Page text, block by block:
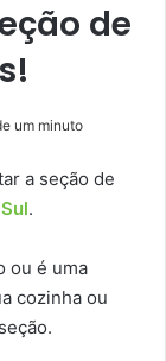
de
um minuto
a seção de
.
ou é uma
cozinha ou